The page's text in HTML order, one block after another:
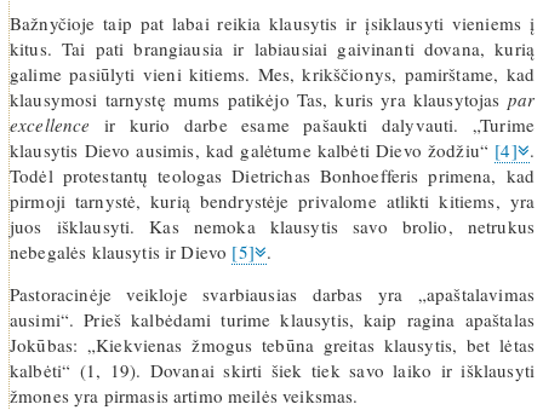
Bažnyčioje taip pat labai reikia klausytis ir įsiklausyti vieniems į
kitus. Tai pati brangiausia ir labiausiai gaivinanti dovana, kurią
galime pasiūlyti vieni kitiems. Mes, krikščionys, pamirštame, kad
klausymosi tarnystę mums patikėjo Tas, kuris yra klausytojas par
excellence ir kurio darbe esame pašaukti dalyvauti. „Turime
klausytis Dievo ausimis, kad galėtume kalbėti Dievo žodžiu“ [4] .
Todėl protestantų teologas Dietrichas Bonhoefferis primena, kad
pirmoji tarnystė, kurią bendrystėje privalome atlikti kitiems, yra
juos išklausyti. Kas nemoka klausytis savo brolio, netrukus
nebegalės klausytis ir Dievo [5] .
Pastoracinėje veikloje svarbiausias darbas yra „apaštalavimas
ausimi“. Prieš kalbėdami turime klausytis, kaip ragina apaštalas
Jokūbas: „Kiekvienas žmogus tebūna greitas klausytis, bet lėtas
kalbėti“ (1, 19). Dovanai skirti šiek tiek savo laiko ir išklausyti
žmones yra pirmasis artimo meilės veiksmas.